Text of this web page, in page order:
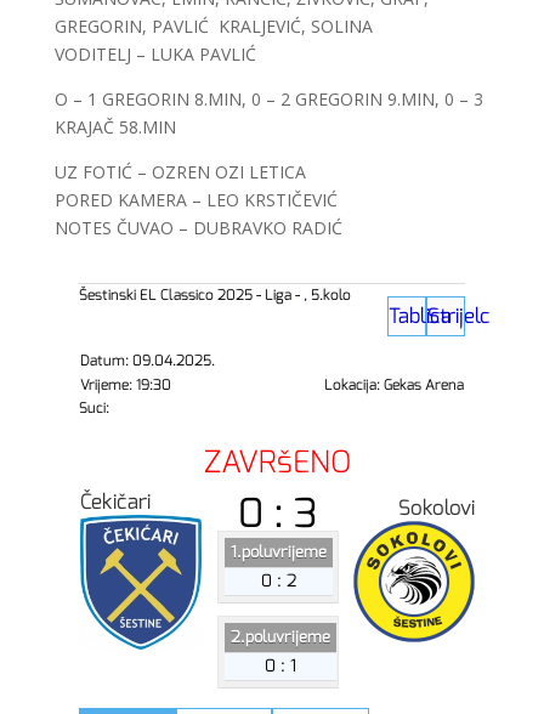
GREGORIN, PAVLIĆ KRALJEVIĆ, SOLINA
VODITELJ – LUKA PAVLIĆ
O – 1 GREGORIN 8.MIN, 0 – 2 GREGORIN 9.MIN, 0 – 3
KRAJAČ 58.MIN
UZ FOTIĆ – OZREN OZI LETICA
PORED KAMERA – LEO KRSTIČEVIĆ
NOTES ČUVAO – DUBRAVKO RADIĆ